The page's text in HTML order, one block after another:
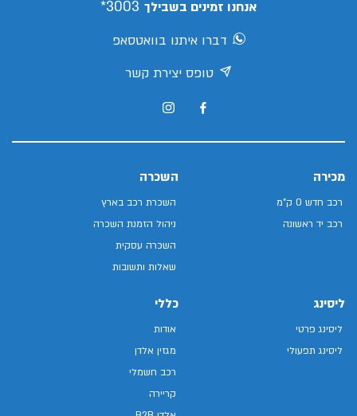
אנחנו זמינים בשבילך 3003*
דברו איתנו בוואטסאפ
טופס יצירת קשר
מכירה
רכב חדש 0 ק"מ
רכב יד ראשונה
השכרה
השכרת רכב בארץ
ניהול הזמנת השכרה
השכרה עסקית
שאלות ותשובות
ליסינג
ליסינג פרטי
ליסינג תפעולי
כללי
אודות
מגזין אלדן
רכב חשמלי
קריירה